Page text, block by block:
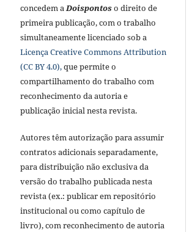
concedem aDoispontoso direito de
primeira publicação, com o trabalho
simultaneamente licenciado sob a
Licença Creative Commons Attribution
(CC BY 4.0),que permite o
compartilhamento do trabalho com
reconhecimento da autoria e
publicação inicial nesta revista.
Autores têm autorização para assumir
contratos adicionais separadamente,
para distribuição não exclusiva da
versão do trabalho publicada nesta
revista (ex.: publicar em repositório
institucional ou como capítulo de
livro), com reconhecimento de autoria